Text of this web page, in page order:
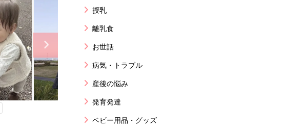
授乳
離乳食
お世話
病気・トラブル
産後の悩み
発育発達
ベビー用品・グッズ